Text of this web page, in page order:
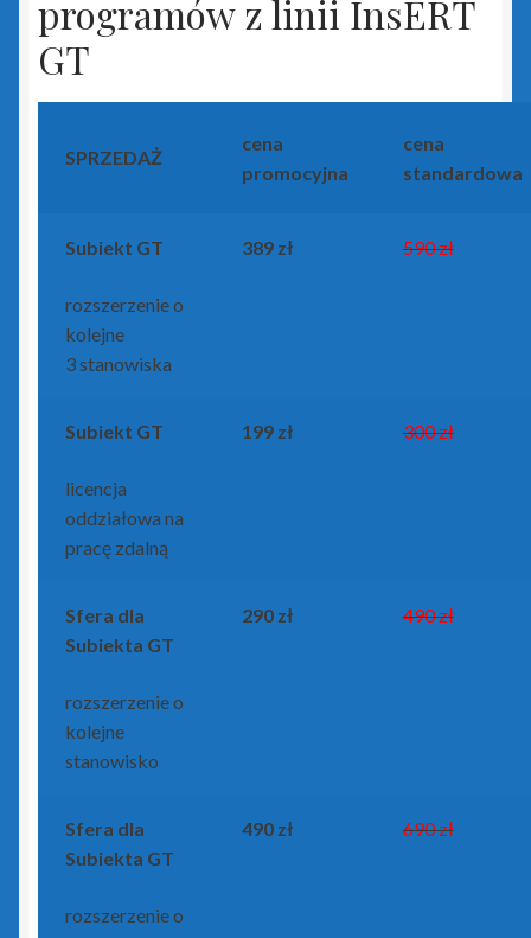
programów z linii InsERT
GT
SPRZEDAŻ
cena
promocyjna
cena
standardowa
Subiekt GT
rozszerzenie o
kolejne
3 stanowiska
389 zł 590 zł
Subiekt GT
licencja
oddziałowa na
pracę zdalną
199 zł 300 zł
Sfera dla
Subiekta GT
rozszerzenie o
kolejne
stanowisko
290 zł 490 zł
Sfera dla
Subiekta GT
rozszerzenie o
490 zł 690 zł